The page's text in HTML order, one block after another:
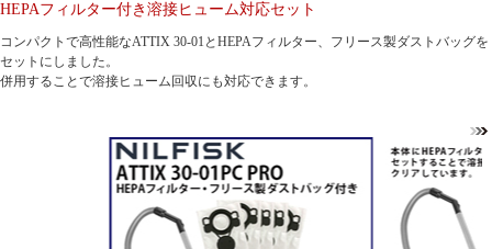
HEPAフィルター付き溶接ヒューム対応セット
コンパクトで高性能なATTIX 30-01とHEPAフィルター、フリース製ダストバッグを
セットにしました。
併用することで溶接ヒューム回収にも対応できます。